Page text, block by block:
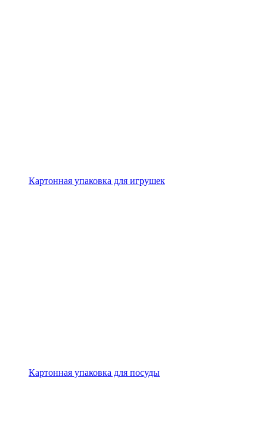
Картонная упаковка для игрушек
Картонная упаковка для посуды